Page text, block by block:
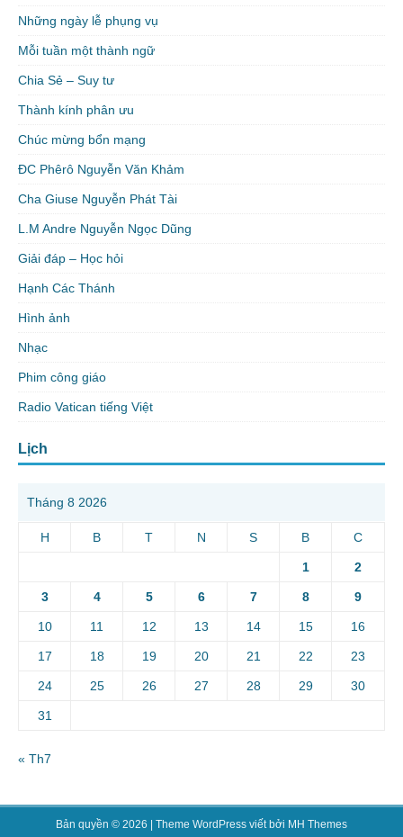
Những ngày lễ phụng vụ
Mỗi tuần một thành ngữ
Chia Sẻ – Suy tư
Thành kính phân ưu
Chúc mừng bổn mạng
ĐC Phêrô Nguyễn Văn Khảm
Cha Giuse Nguyễn Phát Tài
L.M Andre Nguyễn Ngọc Dũng
Giải đáp – Học hỏi
Hạnh Các Thánh
Hình ảnh
Nhạc
Phim công giáo
Radio Vatican tiếng Việt
Lịch
Tháng 8 2026
H B T N S B C
1 2
3 4 5 6 7 8 9
10 11 12 13 14 15 16
17 18 19 20 21 22 23
24 25 26 27 28 29 30
31
« Th7
Bản quyền © 2026 | Theme WordPress viết bởi MH Themes